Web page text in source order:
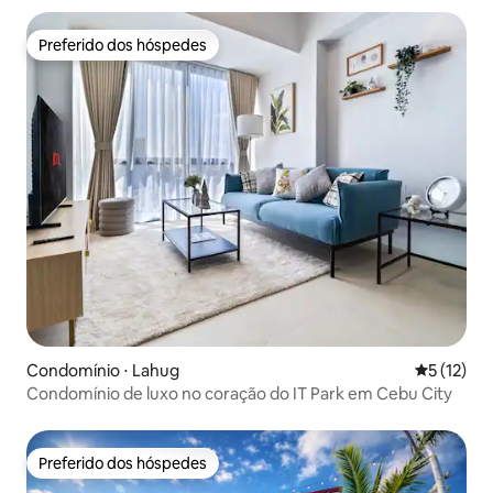
Preferido dos hóspedes
Preferido dos hóspedes
Condomínio ⋅ Lahug 5 de uma
5 (12)
Condomínio de luxo no coração do IT Park em Cebu City
Preferido dos hóspedes
Preferido dos hóspedes